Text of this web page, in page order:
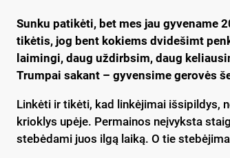
Sunku patikėti, bet mes jau gyvename
tikėtis, jog bent kokiems dvidešimt
laimingi, daug uždirbsim, daug
Trumpai sakant – gyvensime gerovės
Linkėti ir tikėti, kad linkėjimai išsipildys,
krioklys upėje. Permainos neįvyksta
stebėdami juos ilgą laiką. O tie